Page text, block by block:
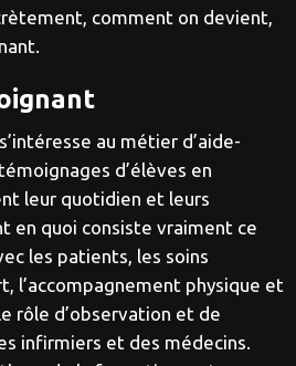
comment on devient,
au métier d’aide-
d’élèves en
leur quotidien et leurs
en quoi consiste vraiment ce
les patients, les soins
l’accompagnement physique et
rôle d’observation et de
infirmiers et des médecins.